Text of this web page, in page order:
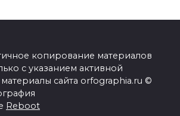
копирование материалов
с указанием активной
сайта orfographia.ru ©
Reboot